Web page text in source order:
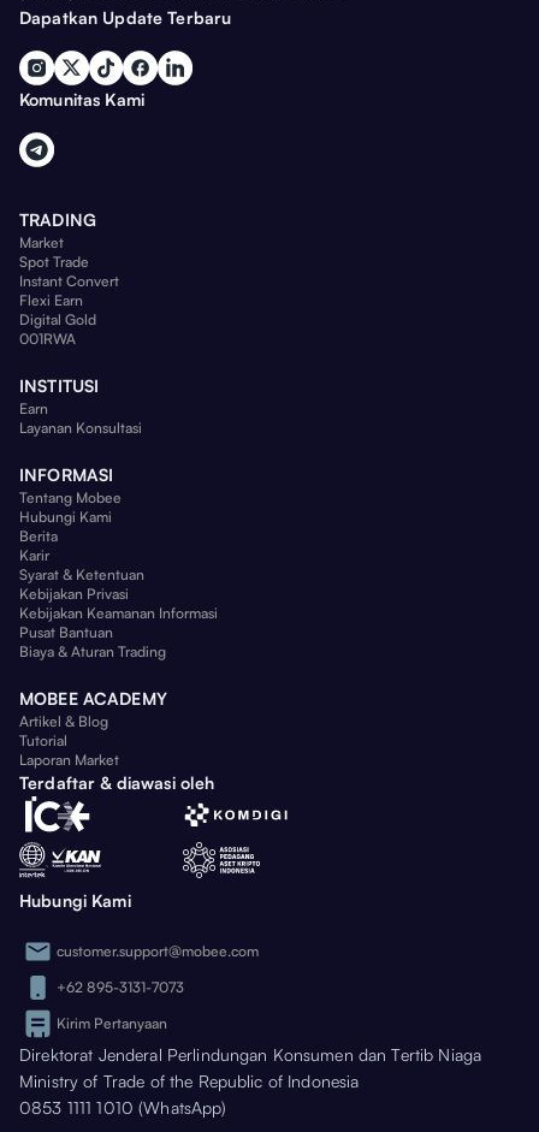
Dapatkan Update Terbaru
Komunitas Kami
TRADING
Market
Spot Trade
Instant Convert
Flexi Earn
Digital Gold
001RWA
INSTITUSI
Earn
Layanan Konsultasi
INFORMASI
Tentang Mobee
Hubungi Kami
Berita
Karir
Syarat & Ketentuan
Kebijakan Privasi
Kebijakan Keamanan Informasi
Pusat Bantuan
Biaya & Aturan Trading
MOBEE ACADEMY
Artikel & Blog
Tutorial
Laporan Market
Terdaftar & diawasi oleh
Hubungi Kami
customer.support@mobee.com
+62 895-3131-7073
Kirim Pertanyaan
Direktorat Jenderal Perlindungan Konsumen dan Tertib Niaga
Ministry of Trade of the Republic of Indonesia
0853 1111 1010 (WhatsApp)